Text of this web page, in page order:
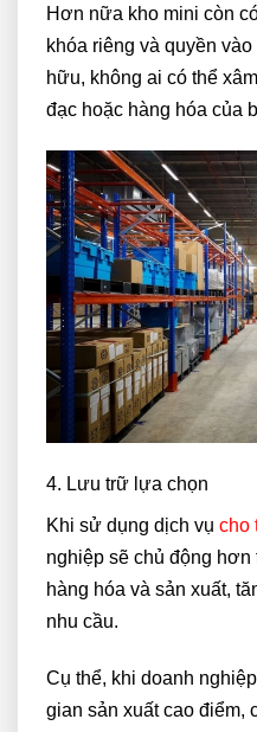
Hơn nữa kho mini còn
khóa riêng và quyền
hữu, không ai có thể
đạc hoặc hàng hóa của
4. Lưu trữ lựa chọn
Khi sử dụng dịch vụ cho
nghiệp sẽ chủ động
hàng hóa và sản xuất,
nhu cầu.
Cụ thể, khi doanh
gian sản xuất cao điểm,